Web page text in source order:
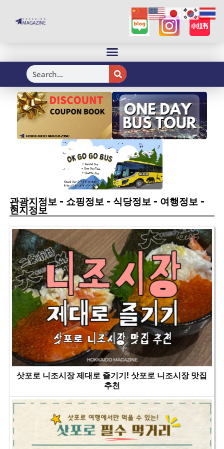
H
관광지정보- 쇼핑정보- 식당정보- 여행정보-
현지정보
삿포로 니조시장 제대로 즐기기! 삿포로 니조시장 맛집
추천